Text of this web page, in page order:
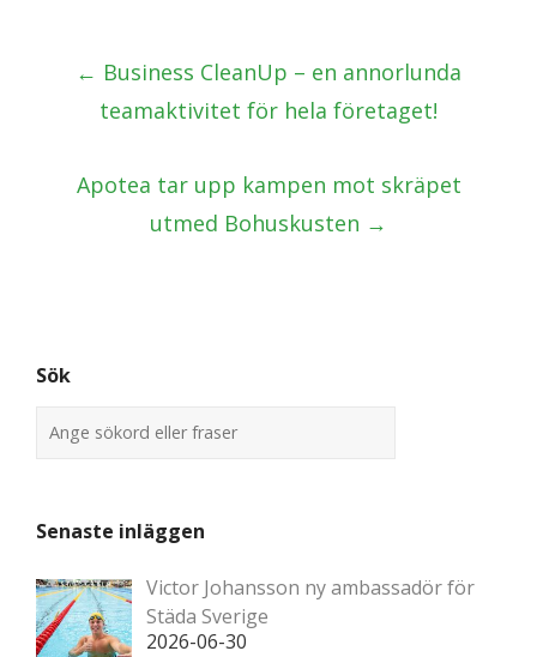
Post
navigation
← Business CleanUp – en annorlunda
teamaktivitet för hela företaget!
Apotea tar upp kampen mot skräpet
utmed Bohuskusten →
Sök
Senaste inläggen
Victor Johansson ny ambassadör för
Städa Sverige
2026-06-30